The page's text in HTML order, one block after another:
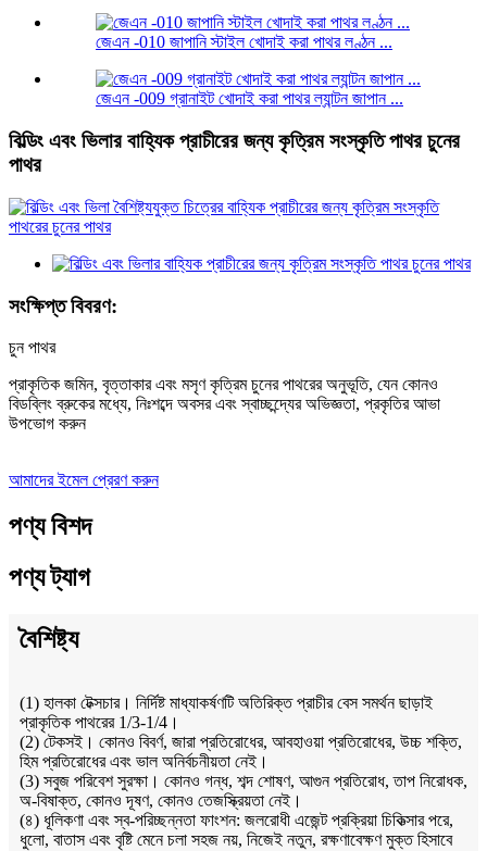
জেএন -010 জাপানি স্টাইল খোদাই করা পাথর লণ্ঠন ...
জেএন -009 গ্রানাইট খোদাই করা পাথর ল্যান্টন জাপান ...
বিল্ডিং এবং ভিলার বাহ্যিক প্রাচীরের জন্য কৃত্রিম সংস্কৃতি পাথর চুনের
পাথর
সংক্ষিপ্ত বিবরণ:
চুন পাথর
প্রাকৃতিক জমিন, বৃত্তাকার এবং মসৃণ কৃত্রিম চুনের পাথরের অনুভূতি, যেন কোনও
বিডব্লিং ব্রুকের মধ্যে, নিঃশব্দে অবসর এবং স্বাচ্ছন্দ্যের অভিজ্ঞতা, প্রকৃতির আভা
উপভোগ করুন
আমাদের ইমেল প্রেরণ করুন
পণ্য বিশদ
পণ্য ট্যাগ
বৈশিষ্ট্য
(1) হালকা টেক্সচার। নির্দিষ্ট মাধ্যাকর্ষণটি অতিরিক্ত প্রাচীর বেস সমর্থন ছাড়াই
প্রাকৃতিক পাথরের 1/3-1/4।
(2) টেকসই। কোনও বিবর্ণ, জারা প্রতিরোধের, আবহাওয়া প্রতিরোধের, উচ্চ শক্তি,
হিম প্রতিরোধের এবং ভাল অনির্বচনীয়তা নেই।
(3) সবুজ পরিবেশ সুরক্ষা। কোনও গন্ধ, শব্দ শোষণ, আগুন প্রতিরোধ, তাপ নিরোধক,
অ-বিষাক্ত, কোনও দূষণ, কোনও তেজস্ক্রিয়তা নেই।
(৪) ধূলিকণা এবং স্ব-পরিচ্ছন্নতা ফাংশন: জলরোধী এজেন্ট প্রক্রিয়া চিকিত্সার পরে,
ধুলো, বাতাস এবং বৃষ্টি মেনে চলা সহজ নয়, নিজেই নতুন, রক্ষণাবেক্ষণ মুক্ত হিসাবে